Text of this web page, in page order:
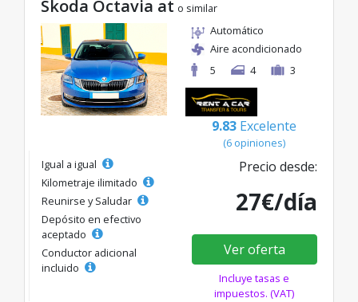
Skoda Octavia at o similar
Automático
Aire acondicionado
5
4 3
9.83 Excelente
(6 opiniones)
Igual a igual
Kilometraje ilimitado
Reunirse y Saludar
Depósito en efectivo
aceptado
Conductor adicional
incluido
Precio desde:
27€/día
Ver oferta
Incluye tasas e
impuestos. (VAT)